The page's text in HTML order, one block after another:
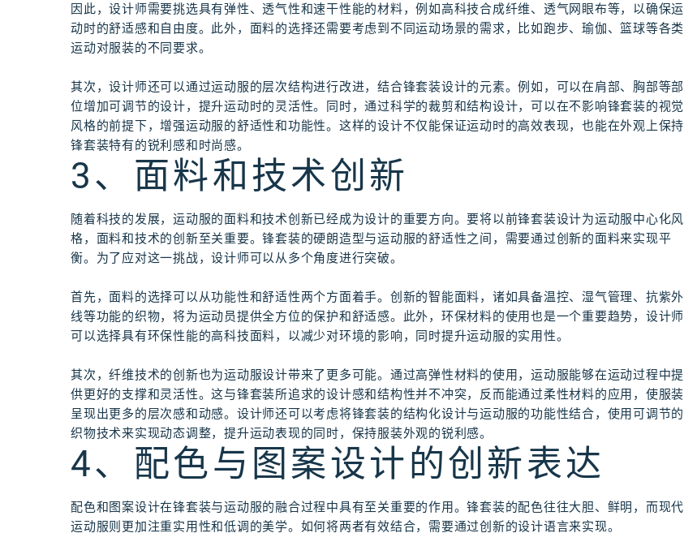
因此，设计师需要挑选具有弹性、透气性和速干性能的材料，例如高科技合成纤维、透气网眼布等，以确保运
动时的舒适感和自由度。此外，面料的选择还需要考虑到不同运动场景的需求，比如跑步、瑜伽、篮球等各类
运动对服装的不同要求。
其次，设计师还可以通过运动服的层次结构进行改进，结合锋套装设计的元素。例如，可以在肩部、胸部等部
位增加可调节的设计，提升运动时的灵活性。同时，通过科学的裁剪和结构设计，可以在不影响锋套装的视觉
风格的前提下，增强运动服的舒适性和功能性。这样的设计不仅能保证运动时的高效表现，也能在外观上保持
锋套装特有的锐利感和时尚感。
3、面料和技术创新
随着科技的发展，运动服的面料和技术创新已经成为设计的重要方向。要将以前锋套装设计为运动服中心化风
格，面料和技术的创新至关重要。锋套装的硬朗造型与运动服的舒适性之间，需要通过创新的面料来实现平
衡。为了应对这一挑战，设计师可以从多个角度进行突破。
首先，面料的选择可以从功能性和舒适性两个方面着手。创新的智能面料，诸如具备温控、湿气管理、抗紫外
线等功能的织物，将为运动员提供全方位的保护和舒适感。此外，环保材料的使用也是一个重要趋势，设计师
可以选择具有环保性能的高科技面料，以减少对环境的影响，同时提升运动服的实用性。
其次，纤维技术的创新也为运动服设计带来了更多可能。通过高弹性材料的使用，运动服能够在运动过程中提
供更好的支撑和灵活性。这与锋套装所追求的设计感和结构性并不冲突，反而能通过柔性材料的应用，使服装
呈现出更多的层次感和动感。设计师还可以考虑将锋套装的结构化设计与运动服的功能性结合，使用可调节的
织物技术来实现动态调整，提升运动表现的同时，保持服装外观的锐利感。
4、配色与图案设计的创新表达
配色和图案设计在锋套装与运动服的融合过程中具有至关重要的作用。锋套装的配色往往大胆、鲜明，而现代
运动服则更加注重实用性和低调的美学。如何将两者有效结合，需要通过创新的设计语言来实现。